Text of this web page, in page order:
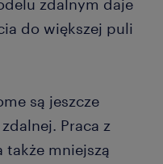
zdalnym daje
do większej puli
są jeszcze
Praca z
także mniejszą